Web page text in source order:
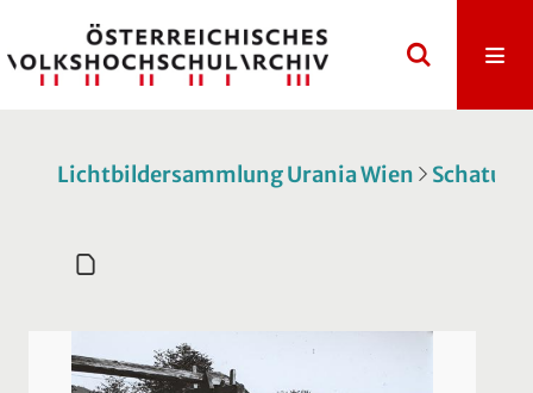
Lichtbildersammlung Urania Wien